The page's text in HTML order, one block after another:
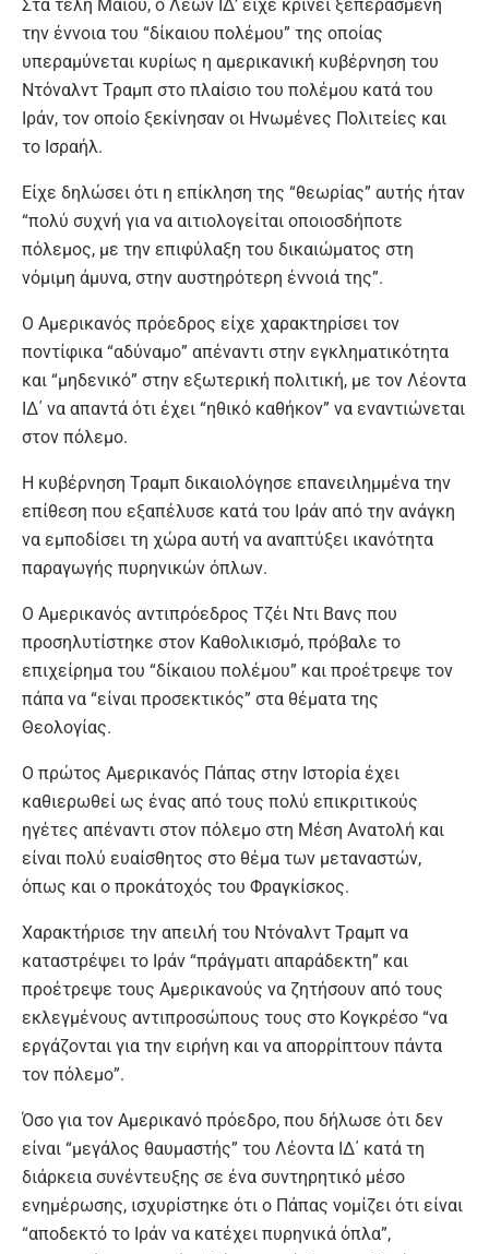
Στα τέλη Μαΐου, ο Λέων ΙΔ’ είχε κρίνει ξεπερασμένη
την έννοια του “δίκαιου πολέμου” της οποίας
υπεραμύνεται κυρίως η αμερικανική κυβέρνηση του
Ντόναλντ Τραμπ στο πλαίσιο του πολέμου κατά του
Ιράν, τον οποίο ξεκίνησαν οι Ηνωμένες Πολιτείες και
το Ισραήλ.
Είχε δηλώσει ότι η επίκληση της “θεωρίας” αυτής ήταν
“πολύ συχνή για να αιτιολογείται οποιοσδήποτε
πόλεμος, με την επιφύλαξη του δικαιώματος στη
νόμιμη άμυνα, στην αυστηρότερη έννοιά της”.
Ο Αμερικανός πρόεδρος είχε χαρακτηρίσει τον
ποντίφικα “αδύναμο” απέναντι στην εγκληματικότητα
και “μηδενικό” στην εξωτερική πολιτική, με τον Λέοντα
ΙΔ΄ να απαντά ότι έχει “ηθικό καθήκον” να εναντιώνεται
στον πόλεμο.
Η κυβέρνηση Τραμπ δικαιολόγησε επανειλημμένα την
επίθεση που εξαπέλυσε κατά του Ιράν από την ανάγκη
να εμποδίσει τη χώρα αυτή να αναπτύξει ικανότητα
παραγωγής πυρηνικών όπλων.
Ο Αμερικανός αντιπρόεδρος Τζέι Ντι Βανς που
προσηλυτίστηκε στον Καθολικισμό, πρόβαλε το
επιχείρημα του “δίκαιου πολέμου” και προέτρεψε τον
πάπα να “είναι προσεκτικός” στα θέματα της
Θεολογίας.
Ο πρώτος Αμερικανός Πάπας στην Ιστορία έχει
καθιερωθεί ως ένας από τους πολύ επικριτικούς
ηγέτες απέναντι στον πόλεμο στη Μέση Ανατολή και
είναι πολύ ευαίσθητος στο θέμα των μεταναστών,
όπως και ο προκάτοχός του Φραγκίσκος.
Χαρακτήρισε την απειλή του Ντόναλντ Τραμπ να
καταστρέψει το Ιράν “πράγματι απαράδεκτη” και
προέτρεψε τους Αμερικανούς να ζητήσουν από τους
εκλεγμένους αντιπροσώπους τους στο Κογκρέσο “να
εργάζονται για την ειρήνη και να απορρίπτουν πάντα
τον πόλεμο”.
Όσο για τον Αμερικανό πρόεδρο, που δήλωσε ότι δεν
είναι “μεγάλος θαυμαστής” του Λέοντα ΙΔ΄ κατά τη
διάρκεια συνέντευξης σε ένα συντηρητικό μέσο
ενημέρωσης, ισχυρίστηκε ότι ο Πάπας νομίζει ότι είναι
“αποδεκτό το Ιράν να κατέχει πυρηνικά όπλα”,